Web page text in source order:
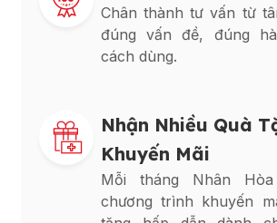
Chân thành tư vấn từ
đúng vấn đề, đúng
cách dùng.
Nhận Nhiều Quà
Khuyến Mãi
Mỗi tháng Nhân
chương trình khuyến